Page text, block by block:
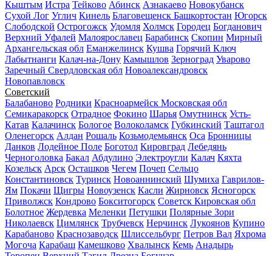
Кыштым Истра Тейково Абинск Азнакаево Новокубанск
Сухой Лог Углич Кинель Благовещенск Башкортостан Югорск
Слободской Острогожск Удомля Холмск Городец Богданович
Верхний Уфалей Малоярославец Барабинск Скопин Мирный
Архангельская обл Еманжелинск Кушва Горячий Ключ
Лабытнанги Калач-на-Дону Камышлов Зерноград Уварово
Заречный Свердловская обл Новоалександровск
Новопавловск
Советский
Балабаново Родники Красноармейск Московская обл
Семикаракорск Отрадное Фокино Шарья Омутнинск Усть-
Катав Калачинск Бологое Волоколамск Губкинский Таштагол
Оленегорск Алдан Рошаль Козьмодемьянск Оса Бронницы
Данков Лодейное Поле Боготол Кировград Лебедянь
Черноголовка Бакал Абдулино Электроугли Калач Кяхта
Козельск Арск Осташков Чегем Почеп Сельцо
Константиновск Туринск Новоаннинский Шумиха Гаврилов-
Ям Покачи Щигры Новоузенск Касли Жирновск Ясногорск
Приволжск Кондрово Бокситогорск Советск Кировская обл
Болотное Жердевка Меленки Петушки Полярные Зори
Николаевск Цимлянск Трубчевск Нерчинск Лукоянов Купино
Карабаново Краснозаводск Шлиссельбург Петров Вал Яхрома
Могоча Карабаш Камешково Хвалынск Кемь Анадырь